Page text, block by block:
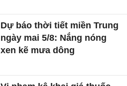
Dự báo thời tiết miền Trung
ngày mai 5/8: Nắng nóng
xen kẽ mưa dông